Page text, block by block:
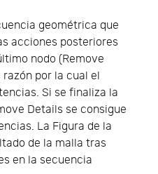
geométrica que
acciones posteriores
nodo (Remove
por la cual el
Si se finaliza la
Details se consigue
La Figura de la
de la malla tras
en la secuencia